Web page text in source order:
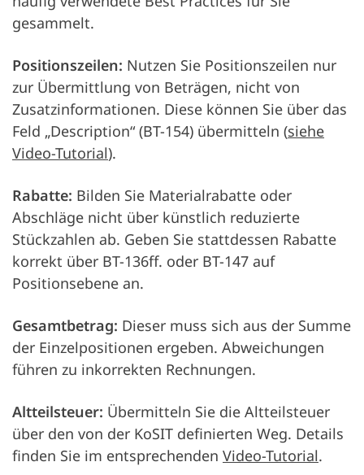
gesammelt.
Positionszeilen: Nutzen Sie Positionszeilen nur
zur Übermittlung von Beträgen, nicht von
Zusatzinformationen. Diese können Sie über das
Feld „Description“ (BT-154) übermitteln (siehe
Video-Tutorial).
Rabatte: Bilden Sie Materialrabatte oder
Abschläge nicht über künstlich reduzierte
Stückzahlen ab. Geben Sie stattdessen Rabatte
korrekt über BT-136ff. oder BT-147 auf
Positionsebene an.
Gesamtbetrag: Dieser muss sich aus der Summe
der Einzelpositionen ergeben. Abweichungen
führen zu inkorrekten Rechnungen.
Altteilsteuer: Übermitteln Sie die Altteilsteuer
über den von der KoSIT definierten Weg. Details
finden Sie im entsprechenden Video-Tutorial.